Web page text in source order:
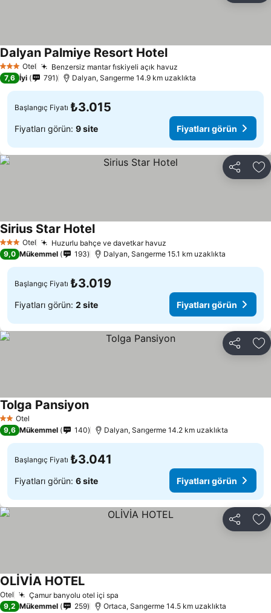
3 YıldızOtel Benzersiz mantar fıskiyeli açık havuz
Dalyan Palmiye Resort Hotel
7,6 İyi 791 Dalyan, Sarıgerme 14.9 km uzaklıkta
Başlangıç Fiyatı ₺3.015
Fiyatları görün: 9 site Fiyatları görün
Paylaş
3 YıldızOtel Huzurlu bahçe ve davetkar havuz
Sirius Star Hotel
9,0 Mükemmel 193 Dalyan, Sarıgerme 15.1 km uzaklıkta
Başlangıç Fiyatı ₺3.019
Fiyatları görün: 2 site Fiyatları görün
Paylaş
2 Yıldız
Otel
Tolga Pansiyon
9,6 Mükemmel 140 Dalyan, Sarıgerme 14.2 km uzaklıkta
Başlangıç Fiyatı ₺3.041
Fiyatları görün: 6 site Fiyatları görün
Paylaş
Otel Çamur banyolu otel içi spa
OLİVİA HOTEL
9,2 Mükemmel 259 Ortaca, Sarıgerme 14.5 km uzaklıkta